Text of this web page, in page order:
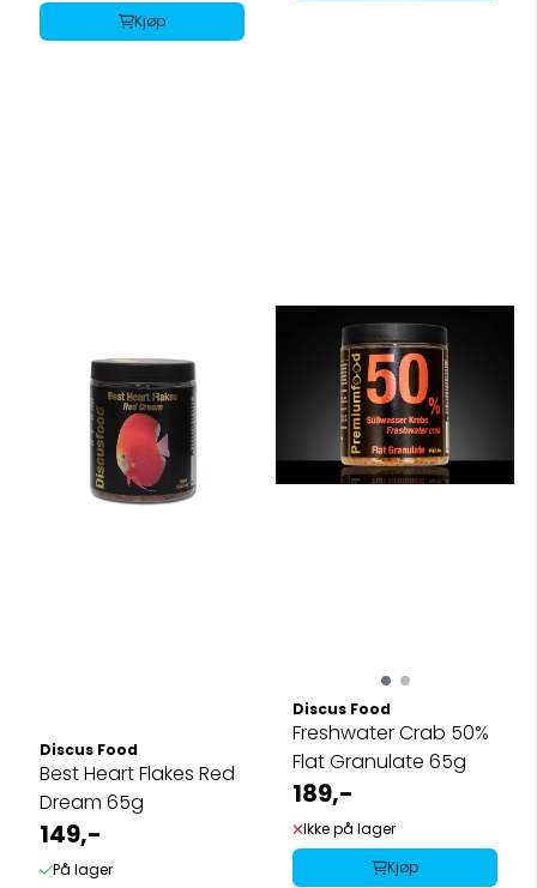
Kjøp
Discus Food
Best Heart Flakes Red
Dream 65g
149,-
På lager
Discus Food
Freshwater Crab 50%
Flat Granulate 65g
189,-
Ikke på lager
Kjøp